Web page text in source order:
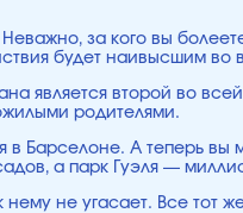
за кого вы
будет наивысшим во
является второй во
родителями.
А теперь вы
а парк Гуэля —
не угасает. Все тот